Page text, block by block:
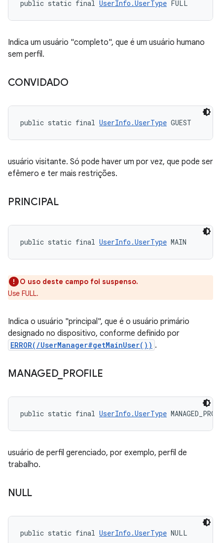
public static final UserInfo.UserType FULL
Indica um usuário "completo", que é um usuário humano
sem perfil.
CONVIDADO
public static final UserInfo.UserType GUEST
usuário visitante. Só pode haver um por vez, que pode ser
efêmero e ter mais restrições.
PRINCIPAL
public static final UserInfo.UserType MAIN
O uso deste campo foi suspenso.
Use FULL.
Indica o usuário "principal", que é o usuário primário
designado no dispositivo, conforme definido por
ERROR(/UserManager#getMainUser()) .
MANAGED_ PROFILE
public static final UserInfo.UserType
usuário de perfil gerenciado, por exemplo, perfil de
trabalho.
NULL
public static final UserInfo.UserType NULL